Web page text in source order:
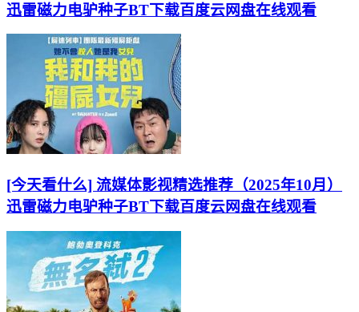
迅雷磁力电驴种子BT下载百度云网盘在线观看
[今天看什么] 流媒体影视精选推荐（2025年10月）
迅雷磁力电驴种子BT下载百度云网盘在线观看